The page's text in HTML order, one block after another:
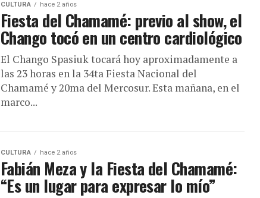
CULTURA hace 2 años
Fiesta del Chamamé: previo al show, el
Chango tocó en un centro cardiológico
El Chango Spasiuk tocará hoy aproximadamente a
las 23 horas en la 34ta Fiesta Nacional del
Chamamé y 20ma del Mercosur. Esta mañana, en el
marco...
CULTURA hace 2 años
Fabián Meza y la Fiesta del Chamamé:
“Es un lugar para expresar lo mío”